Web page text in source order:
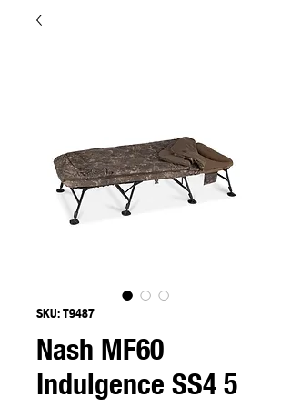
SKU: T9487
Nash MF60
Indulgence SS4 5